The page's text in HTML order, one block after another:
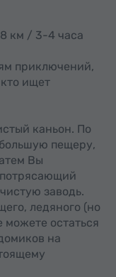
км / 3-4 часа
приключений,
ищет
каньон. По
пещеру,
Вы
заводь.
ледяного (но
остаться
на